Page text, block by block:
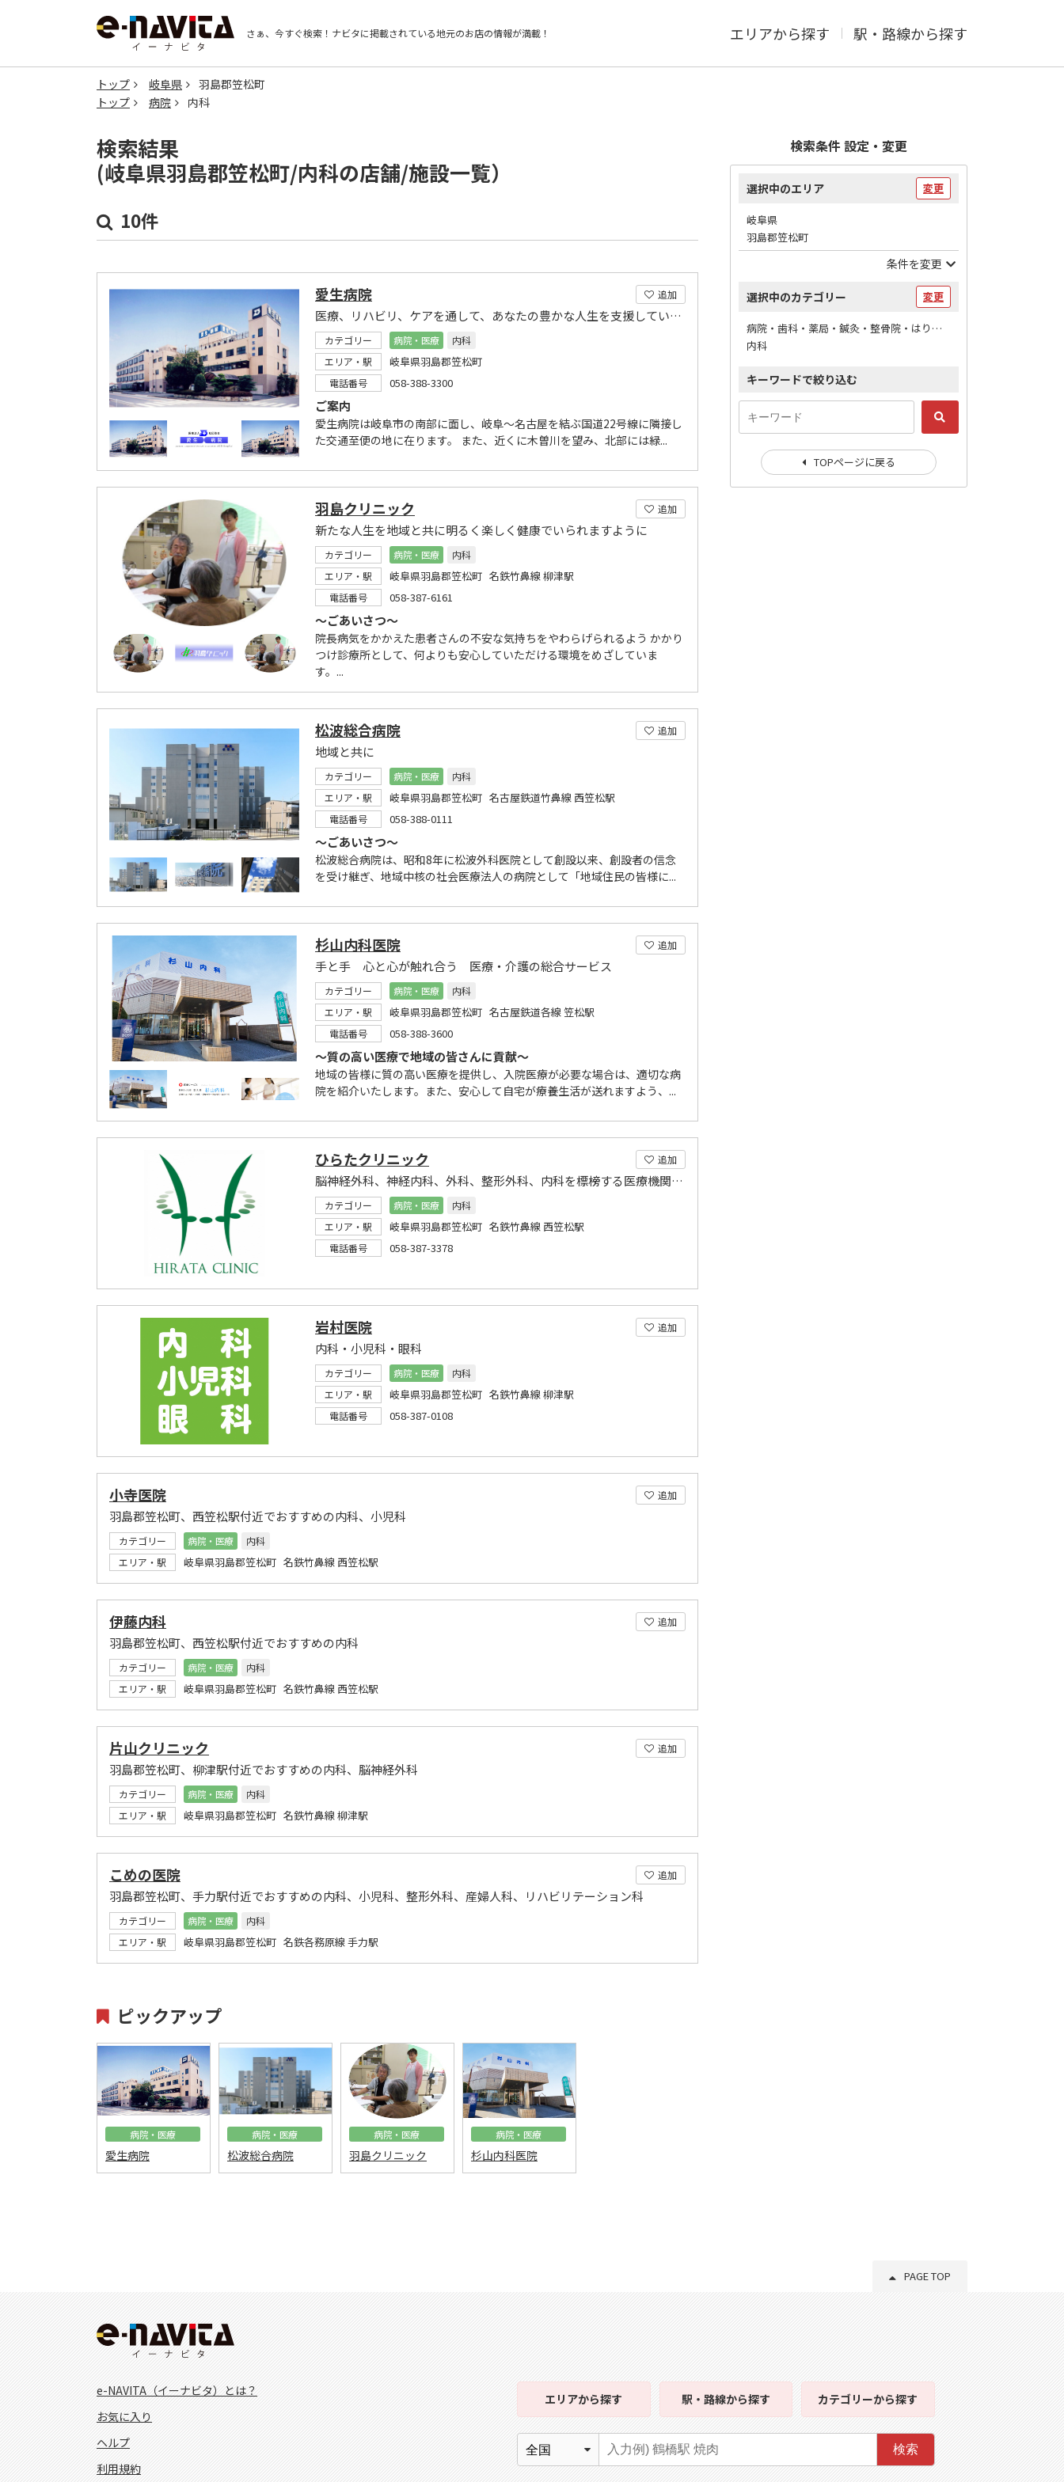
さぁ、今すぐ検索！ ナビタに掲載されている地元のお店の情報が満載！ エリアから探す 駅・路線から探す
トップ 岐阜県
羽島郡笠松町
トップ
病院 内科
検索結果
(岐阜県羽島郡笠松町/内科の店舗/施設一覧）
10件
追加
愛生病院
医療、リハビリ、ケアを通して、あなたの豊かな人生を支援していきたいと考えています。
カテゴリー 病院・医療
内科
エリア・駅
岐阜県羽島郡笠松町
電話番号 058-388-3300
ご案内
愛生病院は岐阜市の南部に面し、岐阜～名古屋を結ぶ国道22号線に隣接し
た交通至便の地に在ります。 また、近くに木曽川を望み、北部には緑...
追加
羽島クリニック
新たな人生を地域と共に明るく楽しく健康でいられますように
カテゴリー 病院・医療
内科
エリア・駅
岐阜県羽島郡笠松町 名鉄竹鼻線 柳津駅
電話番号 058-387-6161
～ごあいさつ～
院長病気をかかえた患者さんの不安な気持ちをやわらげられるよう かかり
つけ診療所として、何よりも安心していただける環境をめざしていま
す。...
追加
松波総合病院
地域と共に
カテゴリー 病院・医療
内科
エリア・駅
岐阜県羽島郡笠松町 名古屋鉄道竹鼻線 西笠松駅
電話番号 058-388-0111
～ごあいさつ～
松波総合病院は、昭和8年に松波外科医院として創設以来、創設者の信念
を受け継ぎ、地域中核の社会医療法人の病院として「地域住民の皆様に...
追加
杉山内科医院
手と手 心と心が触れ合う 医療・介護の総合サービス
カテゴリー 病院・医療
内科
エリア・駅
岐阜県羽島郡笠松町 名古屋鉄道各線 笠松駅
電話番号 058-388-3600
～質の高い医療で地域の皆さんに貢献～
地域の皆様に質の高い医療を提供し、入院医療が必要な場合は、適切な病
院を紹介いたします。また、安心して自宅が療養生活が送れますよう、...
追加
ひらたクリニック
脳神経外科、神経内科、外科、整形外科、内科を標榜する医療機関です。
カテゴリー 病院・医療
内科
エリア・駅
岐阜県羽島郡笠松町 名鉄竹鼻線 西笠松駅
電話番号 058-387-3378
追加
岩村医院
内科・小児科・眼科
カテゴリー 病院・医療
内科
エリア・駅
岐阜県羽島郡笠松町 名鉄竹鼻線 柳津駅
電話番号 058-387-0108
追加
小寺医院
羽島郡笠松町、西笠松駅付近でおすすめの内科、小児科
カテゴリー 病院・医療
内科
エリア・駅
岐阜県羽島郡笠松町 名鉄竹鼻線 西笠松駅
追加
伊藤内科
羽島郡笠松町、西笠松駅付近でおすすめの内科
カテゴリー 病院・医療
内科
エリア・駅
岐阜県羽島郡笠松町 名鉄竹鼻線 西笠松駅
追加
片山クリニック
羽島郡笠松町、柳津駅付近でおすすめの内科、脳神経外科
カテゴリー 病院・医療
内科
エリア・駅
岐阜県羽島郡笠松町 名鉄竹鼻線 柳津駅
追加
こめの医院
羽島郡笠松町、手力駅付近でおすすめの内科、小児科、整形外科、産婦人科、リハビリテーション科
カテゴリー 病院・医療
内科
エリア・駅
岐阜県羽島郡笠松町 名鉄各務原線 手力駅
ピックアップ
病院・医療
愛生病院
病院・医療
松波総合病院
病院・医療
羽島クリニック
病院・医療
杉山内科医院
検索条件 設定・変更
選択中のエリア 変更
岐阜県
羽島郡笠松町
条件を変更
選択中のカテゴリー 変更
病院・歯科・薬局・鍼灸・整骨院・はりマッサージ / 病院
内科
キーワードで絞り込む
TOPページに戻る
PAGE TOP
e-NAVITA（イーナビタ）とは？
お気に入り
ヘルプ
利用規約
エリアから探す 駅・路線から探す カテゴリーから探す
検索